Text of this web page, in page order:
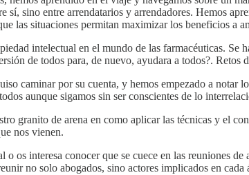
sí, sino entre arrendatarios y arrendadores. Hemos
las situaciones permitan maximizar los beneficios a
intelectual en el mundo de las farmacéuticas.
de todos para, de nuevo, ayudara a todos?.
caminar por su cuenta, y hemos empezado a notar
aunque sigamos sin ser conscientes de lo
granito de arena en como aplicar las técnicas y el
nos vienen.
o os interesa conocer que se cuece en las reuniones
no solo abogados, sino actores implicados en